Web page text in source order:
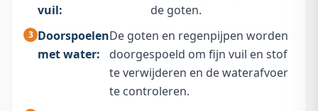
vuil:
de goten.
Doorspoelen
met water:
De goten en regenpijpen worden
doorgespoeld om fijn vuil en stof
te verwijderen en de waterafvoer
te controleren.